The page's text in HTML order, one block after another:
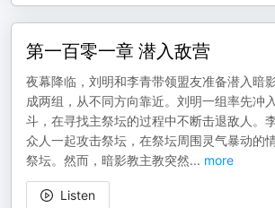
第一百零一章 潜入敌营
夜幕降临，刘明和李青带领盟友准备潜入暗
成两组，从不同方向靠近。刘明一组率先冲
斗，在寻找主祭坛的过程中不断击退敌人。
众人一起攻击祭坛，在祭坛周围灵气暴动的
祭坛。然而，暗影教主教突然... more
Listen